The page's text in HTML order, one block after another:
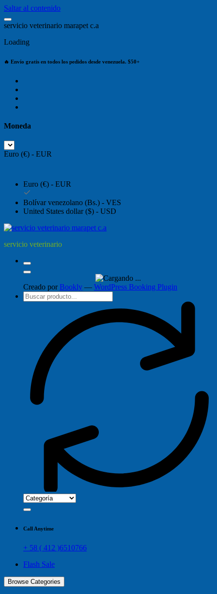
Saltar al contenido
servicio veterinario marapet c.a
Loading
🔥 Envío gratis en todos los pedidos desde venezuela. $50+
Moneda
Euro (€) - EUR
Euro (€) - EUR
Bolívar venezolano (Bs.) - VES
United States dollar ($) - USD
servicio veterinario
Creado por Bookly — WordPress Booking Plugin
Call Anytime
+ 58 ( 412 )6510766
Flash Sale
Browse Categories